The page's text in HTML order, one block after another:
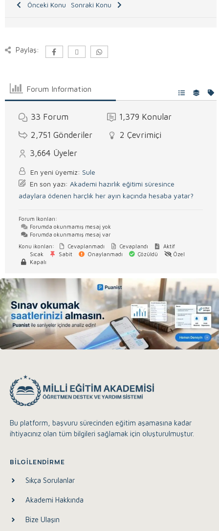
Önceki Konu Sonraki Konu
Paylaş:
Forum Information
33 Forum 1,379 Konular
2,751 Gönderiler 2 Çevrimiçi
3,664 Üyeler
En yeni üyemiz: Sule
En son yazı: Akademi hazırlık eğitimi süresince
adaylara ödenen harçlık her ayın kaçında hesaba yatar?
Forum İkonları:
Forumda okunmamış mesaj yok
Forumda okunmamış mesaj var
Konu ikonları:
Cevaplanmadı Cevaplandı
Aktif
Sıcak
Sabit Onaylanmadı Çözüldü
Özel
Kapalı
Bu platform, başvuru sürecinden eğitim aşamasına kadar
ihtiyacınız olan tüm bilgileri sağlamak için oluşturulmuştur.
BILGILENDIRME
Sıkça Sorulanlar
Akademi Hakkında
Bize Ulaşın
Çevrimiçi